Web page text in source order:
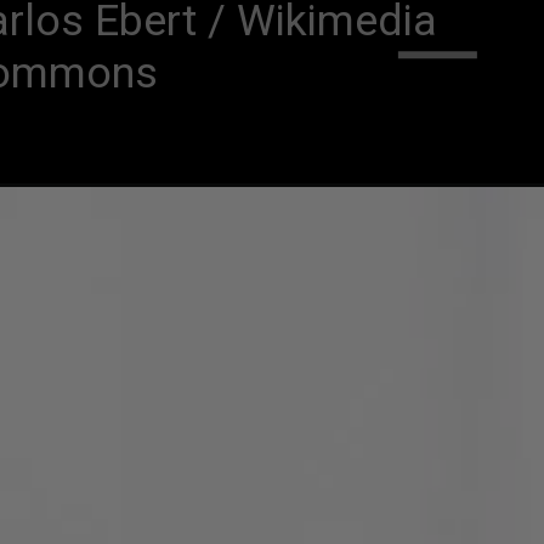
Ebert / Wikimedia